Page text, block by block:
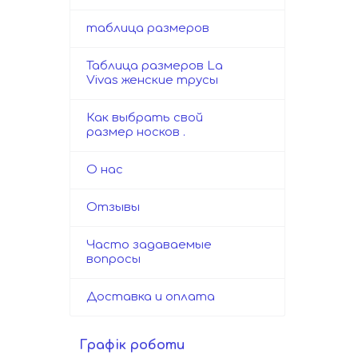
таблица размеров
Таблица размеров La
Vivas женские трусы
Как выбрать свой
размер носков .
О нас
Отзывы
Часто задаваемые
вопросы
Доставка и оплата
Графік роботи